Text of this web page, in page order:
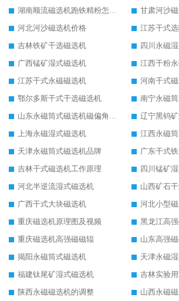
湖南顺流磁选机跑铁精粉怎么处理
甘肃河沙
河北河沙磁选机价格
江苏干式
吉林铁矿干选磁选机
四川永磁
广西锰矿湿式磁选机
江西干粉
江苏干式永磁磁选机
河南干式
鄂尔多斯干式干选磁选机
南宁永磁
山东永磁筒式磁选机磁偏角怎么调整
辽宁黑钨
上海永磁湿式磁选机
江西永磁
天津永磁筒式磁选机品牌
广东干式
吉林干式磁选机工作原理
四川锰矿
河北半逆流湿式磁选机
山西矿石
广西干式大块磁选机
河北小型
重庆磁选机原理图及视频
黑龙江高
重庆磁选机高强磁磁辊
山东高强
揭阳永磁筒式磁选机
天津永磁
福建钛尾矿湿式磁选机
吉林实验
陕西永磁磁选机的调整
山西永磁